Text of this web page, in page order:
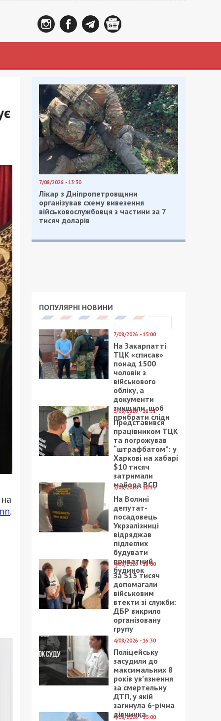
.
7/08/2026 - 13:30
Лікар з Дніпропетровщини
організував схему вивезення
військовослужбовця з частини за 7
тисяч доларів
ПОПУЛЯРНІ НОВИНИ
7/08/2026 - 15:00
На Закарпатті
ТЦК «списав»
понад 1500
чоловік з
військового
обліку, а
документи
знищили, щоб
прибрати сліди
5/08/2026 - 21:31
Представився
працівником ТЦК
та погрожував
“штрафбатом”: у
Харкові на хабарі
$10 тисяч
затримали
майора ВСП
5/08/2026 - 10:29
На Волині
депутат-
посадовець
Укрзалізниці
відряджав
підлеглих
будувати
приватний
будинок
4/08/2026 - 18:00
За $13 тисяч
допомагали
військовим
втекти зі служби:
ДБР викрило
організовану
групу
4/08/2026 - 16:30
Поліцейську
засудили до
максимальних 8
років ув’язнення
за смертельну
ДТП, у якій
загинула 6-річна
дівчинка
4/08/2026 - 15:00